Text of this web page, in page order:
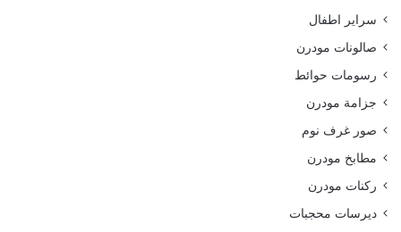
سراير اطفال
صالونات مودرن
رسومات حوائط
جزامة مودرن
صور غرف نوم
مطابخ مودرن
ركنات مودرن
ديرسات محجبات